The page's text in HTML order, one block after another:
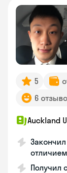
5
6
Auckland
отличием
Получил